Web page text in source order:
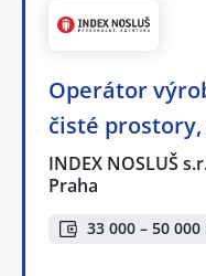
Operátor
čisté
INDEX NOSLUŠ
Praha
33 000 – 50 000